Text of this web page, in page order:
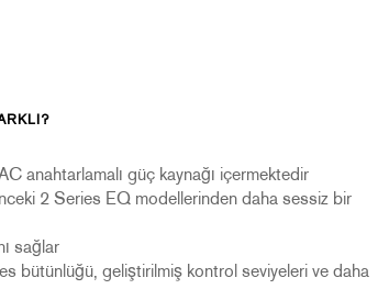
anahtarlamalı güç kaynağı içermektedir
2 Series EQ modellerinden daha sessiz bir
sağlar
bütünlüğü, geliştirilmiş kontrol seviyeleri ve daha